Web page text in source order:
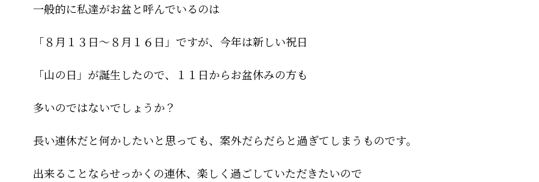
一般的に私達がお盆と呼んでいるのは
「８月１３日～８月１６日」ですが、今年は新しい祝日
「山の日」が誕生したので、１１日からお盆休みの方も
多いのではないでしょうか？
長い連休だと何かしたいと思っても、案外だらだらと過ぎてしまうものです。
出来ることならせっかくの連休、楽しく過ごしていただきたいので